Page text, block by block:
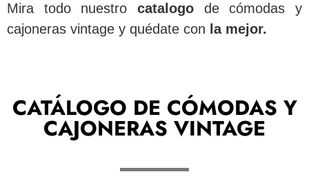
Mira todo nuestro catalogo de cómodas y
cajoneras vintage y quédate con la mejor.
CATÁLOGO DE CÓMODAS Y
CAJONERAS VINTAGE